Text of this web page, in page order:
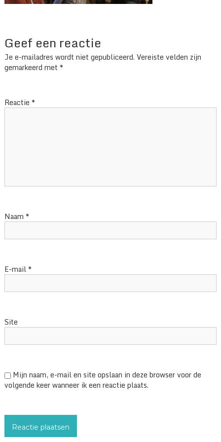
Geef een reactie
Je e-mailadres wordt niet gepubliceerd. Vereiste velden zijn
gemarkeerd met *
Reactie *
Naam *
E-mail *
Site
Mijn naam, e-mail en site opslaan in deze browser voor de
volgende keer wanneer ik een reactie plaats.